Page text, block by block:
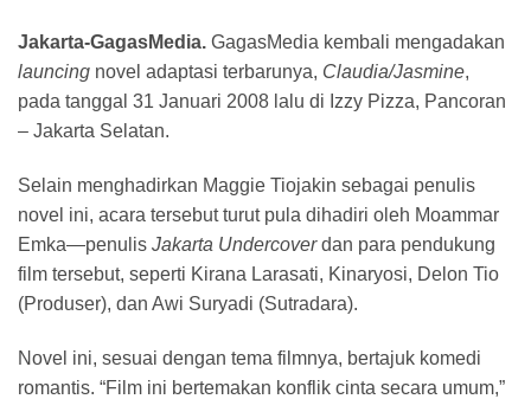
Jakarta-GagasMedia. GagasMedia kembali mengadakan
launcing novel adaptasi terbarunya, Claudia/Jasmine,
pada tanggal 31 Januari 2008 lalu di Izzy Pizza, Pancoran
– Jakarta Selatan.
Selain menghadirkan Maggie Tiojakin sebagai penulis
novel ini, acara tersebut turut pula dihadiri oleh Moammar
Emka—penulis Jakarta Undercoverdan para pendukung
film tersebut, seperti Kirana Larasati, Kinaryosi, Delon Tio
(Produser), dan Awi Suryadi (Sutradara).
Novel ini, sesuai dengan tema filmnya, bertajuk komedi
romantis. “Film ini bertemakan konflik cinta secara umum,”